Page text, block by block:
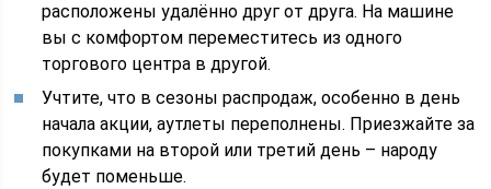
расположены удалённо друг от друга. На машине
вы с комфортом переместитесь из одного
торгового центра в другой.
Учтите, что в сезоны распродаж, особенно в день
начала акции, аутлеты переполнены. Приезжайте за
покупками на второй или третий день – народу
будет поменьше.